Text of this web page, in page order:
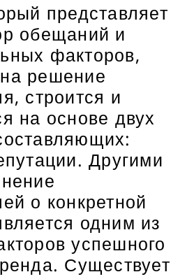
представляет
обещаний и
факторов,
решение
строится и
на основе двух
Другими
о конкретной
одним из
успешного
Существует